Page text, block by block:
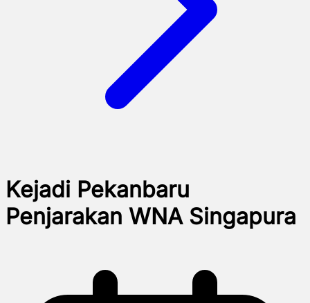
Kejadi Pekanbaru
Penjarakan WNA Singapura